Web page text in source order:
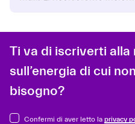
Ti va di iscriverti
sull’energia di cui
bisogno?
Confermi di aver letto la privacy